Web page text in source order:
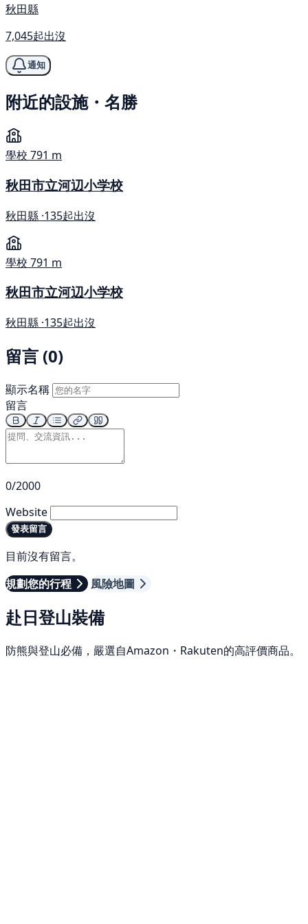
秋田縣
7,045起出沒
通知
附近的設施・名勝
學校 791 m
秋田市立河辺小学校
秋田縣 ·135起出沒
學校 791 m
秋田市立河辺小学校
秋田縣 ·135起出沒
留言 (0)
顯示名稱
留言
0/2000
Website
發表留言
目前沒有留言。
規劃您的行程
風險地圖
赴日登山裝備
防熊與登山必備，嚴選自Amazon・Rakuten的高評價商品。